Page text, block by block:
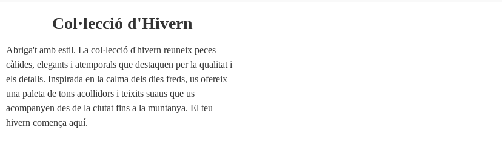
Col·lecció d'Hivern
Abriga't amb estil. La col·lecció d'hivern reuneix peces
càlides, elegants i atemporals que destaquen per la qualitat i
els detalls. Inspirada en la calma dels dies freds, us ofereix
una paleta de tons acollidors i teixits suaus que us
acompanyen des de la ciutat fins a la muntanya. El teu
hivern comença aquí.